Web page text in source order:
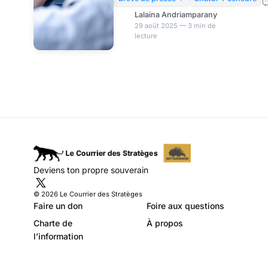
interdit dans une vingtaine de
pays. Entre censure politique,
conflits armés, absence de
inconvénients sont au cœur
de nombreux débats et les
avis des dirigeants du monde
Lalaina Andriamparany
29 août 2025 — 3 min de
lecture
Deviens ton propre souverain
© 2026 Le Courrier des Stratèges
Faire un don
Foire aux questions
Charte de
l’information
À propos